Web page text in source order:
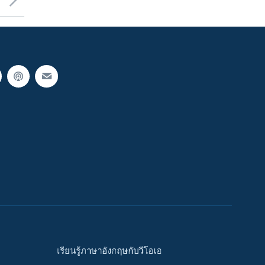
เรียนรู้ภาษาอังกฤษกับวีโอเอ